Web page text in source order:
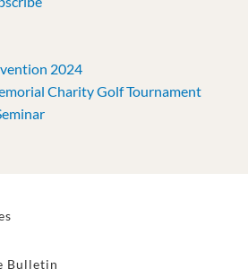
2024
Charity Golf Tournament
Bulletin